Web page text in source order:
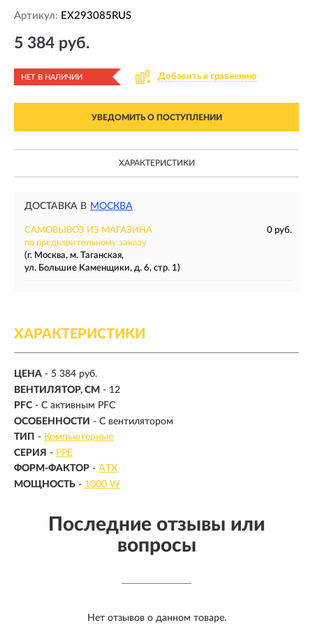
Артикул: EX293085RUS
5 384 руб.
НЕТ В НАЛИЧИИ Добавить к сравнению
УВЕДОМИТЬ О ПОСТУПЛЕНИИ
ХАРАКТЕРИСТИКИ
ДОСТАВКА В МОСКВА
САМОВЫВОЗ ИЗ МАГАЗИНА
0 руб.
по предварительному заказу
(г. Москва, м. Таганская,
ул. Большие Каменщики, д. 6, стр. 1)
ХАРАКТЕРИСТИКИ
ЦЕНА - 5 384 руб.
ВЕНТИЛЯТОР, СМ - 12
PFC - С активным PFC
ОСОБЕННОСТИ - С вентилятором
ТИП - Компьютерные
СЕРИЯ - PPE
ФОРМ-ФАКТОР - ATX
МОЩНОСТЬ - 1000 W
Последние отзывы или
вопросы
Нет отзывов о данном товаре.